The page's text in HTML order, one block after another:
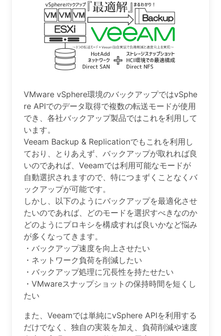
VMware vSphere環境のバックアップではvSphe
re APIでのデータ取得で複数の転送モードが使用
でき、各社バックアップ製品ではこれを利用して
います。
Veeam Backup & Replicationでもこれを利用し
ており、とりあえず、バックアップが取れれば良
いのであれば、Veeamでは利用可能なモードが
自動選択されますので、特につまずくことなくバ
ックアップが可能です。
しかし、以下のようにバックアップを最適化させ
たいのであれば、どのモードを選択すべきなのか
どのようにプロキシを構成すれば良いかなど悩み
が多くなってきます。
・バックアップ速度を向上させたい
・ネットワーク負荷を削減したい
・バックアップ処理に冗長性を持たせたい
・VMwareスナップショットの保持時間を短くし
たい
また、Veeamでは単純にvSphere APIを利用する
だけでなく、独自の実装を加え、負荷削減や速度